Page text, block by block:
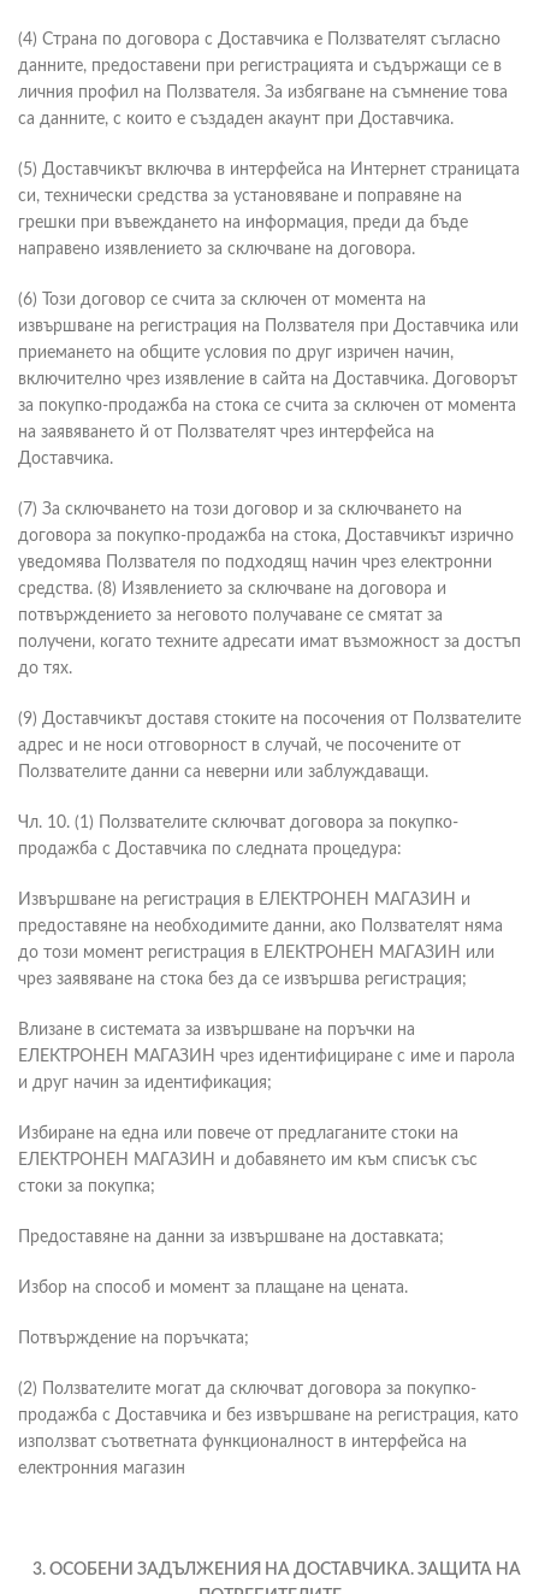
(4) Страна по договора с Доставчика е Ползвателят съгласно
данните, предоставени при регистрацията и съдържащи се в
личния профил на Ползвателя. За избягване на съмнение това
са данните, с които е създаден акаунт при Доставчика.
(5) Доставчикът включва в интерфейса на Интернет страницата
си, технически средства за установяване и поправяне на
грешки при въвеждането на информация, преди да бъде
направено изявлението за сключване на договора.
(6) Този договор се счита за сключен от момента на
извършване на регистрация на Ползвателя при Доставчика или
приемането на общите условия по друг изричен начин,
включително чрез изявление в сайта на Доставчика. Договорът
за покупко-продажба на стока се счита за сключен от момента
на заявяването й от Ползвателят чрез интерфейса на
Доставчика.
(7) За сключването на този договор и за сключването на
договора за покупко-продажба на стока, Доставчикът изрично
уведомява Ползвателя по подходящ начин чрез електронни
средства. (8) Изявлението за сключване на договора и
потвърждението за неговото получаване се смятат за
получени, когато техните адресати имат възможност за достъп
до тях.
(9) Доставчикът доставя стоките на посочения от Ползвателите
адрес и не носи отговорност в случай, че посочените от
Ползвателите данни са неверни или заблуждаващи.
Чл. 10. (1) Ползвателите сключват договора за покупко-
продажба с Доставчика по следната процедура:
Извършване на регистрация в ЕЛЕКТРОНЕН МАГАЗИН и
предоставяне на необходимите данни, ако Ползвателят няма
до този момент регистрация в ЕЛЕКТРОНЕН МАГАЗИН или
чрез заявяване на стока без да се извършва регистрация;
Влизане в системата за извършване на поръчки на
ЕЛЕКТРОНЕН МАГАЗИН чрез идентифициране с име и парола
и друг начин за идентификация;
Избиране на една или повече от предлаганите стоки на
ЕЛЕКТРОНЕН МАГАЗИН и добавянето им към списък със
стоки за покупка;
Предоставяне на данни за извършване на доставката;
Избор на способ и момент за плащане на цената.
Потвърждение на поръчката;
(2) Ползвателите могат да сключват договора за покупко-
продажба с Доставчика и без извършване на регистрация, като
използват съответната функционалност в интерфейса на
електронния магазин
3. ОСОБЕНИ ЗАДЪЛЖЕНИЯ НА ДОСТАВЧИКА. ЗАЩИТА НА